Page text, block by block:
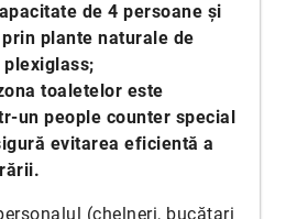
de 4 persoane și
plante naturale de
toaletelor este
un people counter special
evitarea eficientă a
(chelneri, bucătari